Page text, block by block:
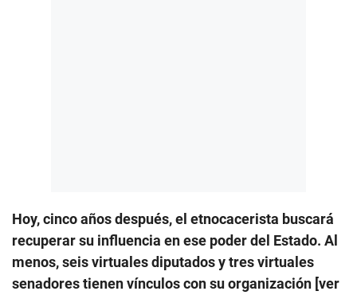
Hoy, cinco años después, el etnocacerista buscará
recuperar su influencia en ese poder del Estado. Al
menos, seis virtuales diputados y tres virtuales
senadores tienen vínculos con su organización [ver